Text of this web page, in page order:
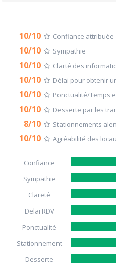
10/10 Confiance attribuée
10/10 Sympathie
10/10 Clarté des
10/10 Délai pour obtenir
10/10 Ponctualité/Temps
10/10 Desserte par les
8/10 Stationnements
10/10 Agréabilité des
Confiance
Sympathie
Clareté
Delai RDV
Ponctualité
Stationnement
Desserte